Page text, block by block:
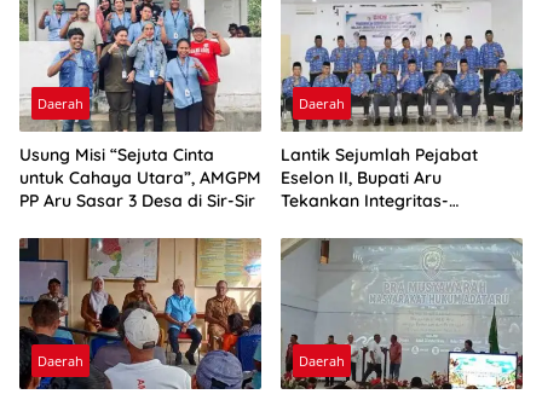
Daerah
Usung Misi “Sejuta Cinta
untuk Cahaya Utara”, AMGPM
PP Aru Sasar 3 Desa di Sir-Sir
Daerah
Lantik Sejumlah Pejabat
Eselon II, Bupati Aru
Tekankan Integritas-
Daerah Daerah